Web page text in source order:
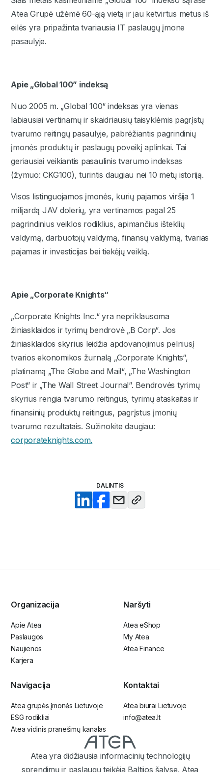
Atea Grupė užėmė 60-ąją vietą ir jau ketvirtus metus iš
eilės yra pripažinta tvariausia IT paslaugų įmone
pasaulyje.
Apie „Global 100” indeksą
Nuo 2005 m. „Global 100“ indeksas yra vienas
labiausiai vertinamų ir skaidriausių taisyklėmis pagrįstų
tvarumo reitingų pasaulyje, pabrėžiantis pagrindinių
įmonės produktų ir paslaugų poveikį aplinkai. Tai
geriausiai veikiantis pasaulinis tvarumo indeksas
(žymuo: CKG100), turintis daugiau nei 10 metų istoriją.
Visos listinguojamos įmonės, kurių pajamos viršija 1
milijardą JAV dolerių, yra vertinamos pagal 25
pagrindinius veiklos rodiklius, apimančius išteklių
valdymą, darbuotojų valdymą, finansų valdymą, tvarias
pajamas ir investicijas bei tiekėjų veiklą.
Apie „Corporate Knights“
„Corporate Knights Inc.“ yra nepriklausoma
žiniasklaidos ir tyrimų bendrovė „B Corp“. Jos
žiniasklaidos skyrius leidžia apdovanojimus pelniusį
tvarios ekonomikos žurnalą „Corporate Knights“,
platinamą „The Globe and Mail“, „The Washington
Post“ ir „The Wall Street Journal“. Bendrovės tyrimų
skyrius rengia tvarumo reitingus, tyrimų ataskaitas ir
finansinių produktų reitingus, pagrįstus įmonių
tvarumo rezultatais. Sužinokite daugiau:
corporateknights.com.
DALINTIS
Atea yra didžiausia informacinių technologijų
sprendimų ir paslaugų teikėja Baltijos šalyse. Atea
Organizacija
Apie Atea
Paslaugos
Naujienos
Karjera
Naršyti
Atea eShop
My Atea
Atea Finance
Navigacija
Atea grupės įmonės Lietuvoje
ESG rodikliai
Atea vidinis pranešimų kanalas
Kontaktai
Atea biurai Lietuvoje
info@atea.lt